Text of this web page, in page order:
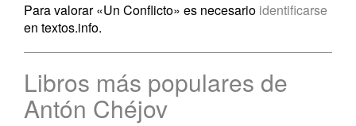
Para valorar «Un Conflicto» es necesario identificarse
en textos.info.
Libros más populares de
Antón Chéjov